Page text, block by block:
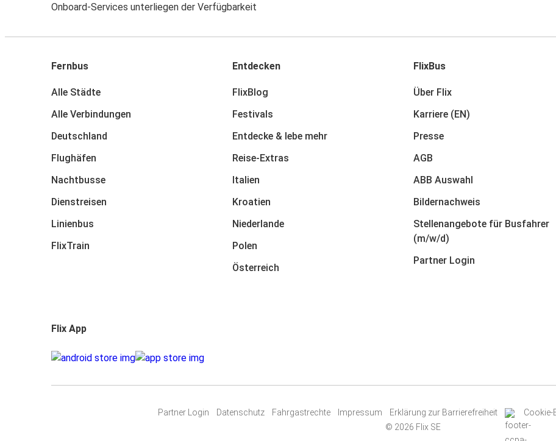
Onboard-Services unterliegen der Verfügbarkeit
Fernbus
Alle Städte
Alle Verbindungen
Deutschland
Flughäfen
Nachtbusse
Dienstreisen
Linienbus
FlixTrain
Entdecken
FlixBlog
Festivals
Entdecke & lebe mehr
Reise-Extras
Italien
Kroatien
Niederlande
Polen
Österreich
FlixBus
Über Flix
Karriere (EN)
Presse
AGB
ABB Auswahl
Bildernachweis
Stellenangebote für Busfahrer
(m/w/d)
Partner Login
Flix App
Partner Login Datenschutz Fahrgastrechte Impressum Erklärung zur Barrierefreiheit
Cookie-
© 2026 Flix SE